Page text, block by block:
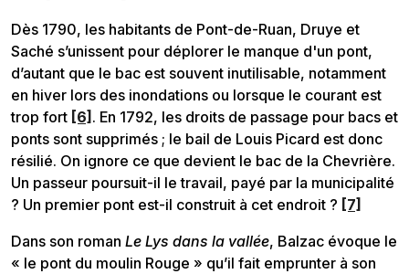
Dès 1790, les habitants de Pont-de-Ruan, Druye et
Saché s’unissent pour déplorer le manque d'un pont,
d’autant que le bac est souvent inutilisable, notamment
en hiver lors des inondations ou lorsque le courant est
trop fort [6] . En 1792, les droits de passage pour bacs et
ponts sont supprimés ; le bail de Louis Picard est donc
résilié. On ignore ce que devient le bac de la Chevrière.
Un passeur poursuit-il le travail, payé par la municipalité
? Un premier pont est-il construit à cet endroit ? [7]
Dans son roman Le Lys dans la vallée, Balzac évoque le
« le pont du moulin Rouge » qu’il fait emprunter à son